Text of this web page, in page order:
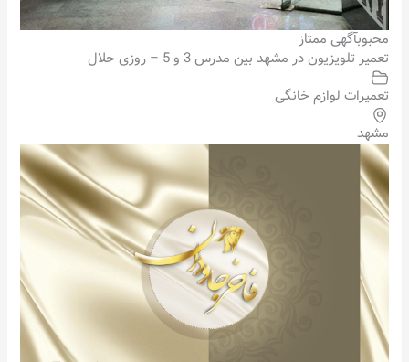
محبوبآگهی ممتاز
تعمیر تلویزیون در مشهد بین مدرس 3 و 5 – روزی حلال
تعمیرات لوازم خانگی
مشهد